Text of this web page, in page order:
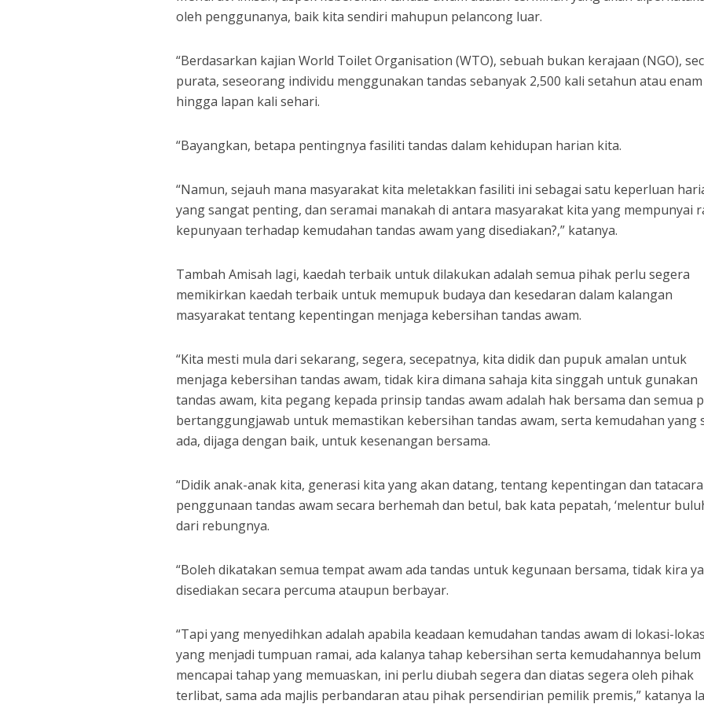
oleh penggunanya, baik kita sendiri mahupun pelancong luar.
“Berdasarkan kajian World Toilet Organisation (WTO), sebuah bukan kerajaan (NGO),
purata, seseorang individu menggunakan tandas sebanyak 2,500 kali setahun atau enam
hingga lapan kali sehari.
“Bayangkan, betapa pentingnya fasiliti tandas dalam kehidupan harian kita.
“Namun, sejauh mana masyarakat kita meletakkan fasiliti ini sebagai satu keperluan
yang sangat penting, dan seramai manakah di antara masyarakat kita yang mempunyai
kepunyaan terhadap kemudahan tandas awam yang disediakan?,” katanya.
Tambah Amisah lagi, kaedah terbaik untuk dilakukan adalah semua pihak perlu segera
memikirkan kaedah terbaik untuk memupuk budaya dan kesedaran dalam kalangan
masyarakat tentang kepentingan menjaga kebersihan tandas awam.
“Kita mesti mula dari sekarang, segera, secepatnya, kita didik dan pupuk amalan untuk
menjaga kebersihan tandas awam, tidak kira dimana sahaja kita singgah untuk gunakan
tandas awam, kita pegang kepada prinsip tandas awam adalah hak bersama dan semua
bertanggungjawab untuk memastikan kebersihan tandas awam, serta kemudahan yang
ada, dijaga dengan baik, untuk kesenangan bersama.
“Didik anak-anak kita, generasi kita yang akan datang, tentang kepentingan dan tatacara
penggunaan tandas awam secara berhemah dan betul, bak kata pepatah, ‘melentur
dari rebungnya.
“Boleh dikatakan semua tempat awam ada tandas untuk kegunaan bersama, tidak kira
disediakan secara percuma ataupun berbayar.
“Tapi yang menyedihkan adalah apabila keadaan kemudahan tandas awam di lokasi-
yang menjadi tumpuan ramai, ada kalanya tahap kebersihan serta kemudahannya belum
mencapai tahap yang memuaskan, ini perlu diubah segera dan diatas segera oleh pihak
terlibat, sama ada majlis perbandaran atau pihak persendirian pemilik premis,” katanya